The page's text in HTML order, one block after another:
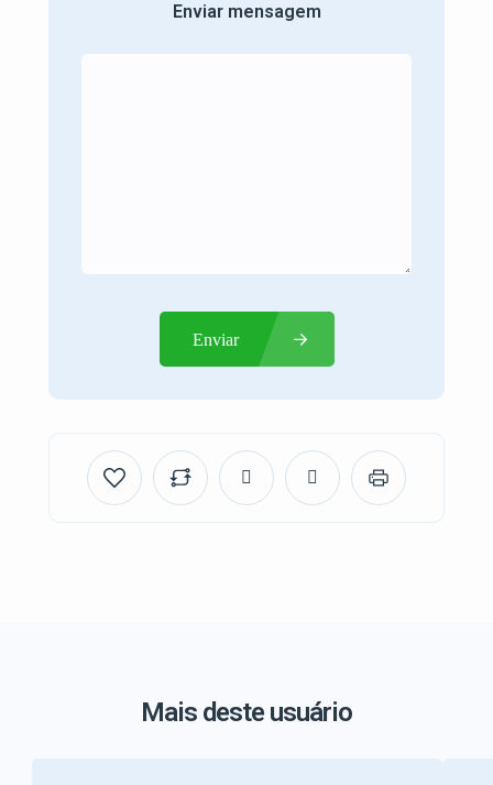
Enviar mensagem
Enviar
Mais deste usuário